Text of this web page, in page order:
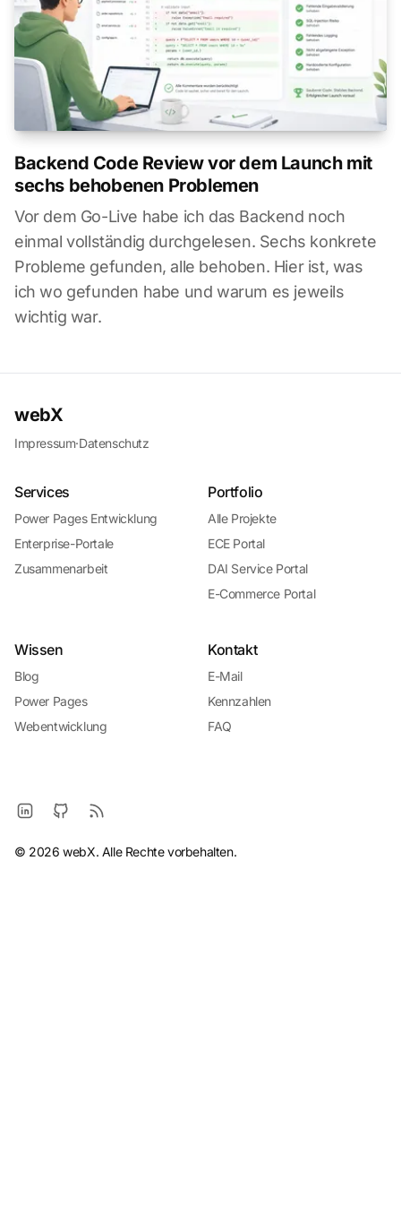
Backend Code Review vor dem Launch mit
sechs behobenen Problemen
Vor dem Go-Live habe ich das Backend noch
einmal vollständig durchgelesen. Sechs konkrete
Probleme gefunden, alle behoben. Hier ist, was
ich wo gefunden habe und warum es jeweils
wichtig war.
webX
Impressum·Datenschutz
Services
Power Pages Entwicklung
Enterprise-Portale
Zusammenarbeit
Portfolio
Alle Projekte
ECE Portal
DAI Service Portal
E-Commerce Portal
Wissen
Blog
Power Pages
Webentwicklung
Kontakt
E-Mail
Kennzahlen
FAQ
© 2026 webX. Alle Rechte vorbehalten.